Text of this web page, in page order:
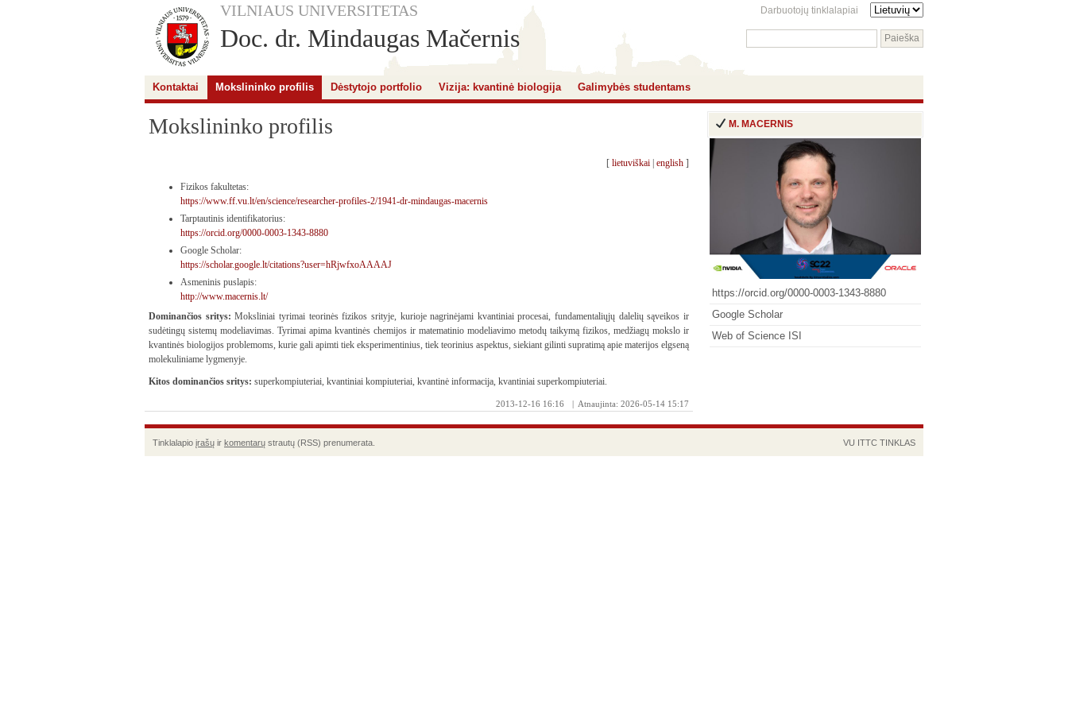
VILNIAUS UNIVERSITETAS Darbuotojų tinklalapiai
Doc. dr. Mindaugas Mačernis
Kontaktai Mokslininko profilis Dėstytojo portfolio Vizija: kvantinė biologija Galimybės studentams
Mokslininko profilis
[ lietuviškai english ]
Fizikos fakultetas:
https://www.ff.vu.lt/en/science/researcher-profiles-2/1941-dr-mindaugas-macernis
Tarptautinis identifikatorius:
https://orcid.org/0000-0003-1343-8880
Google Scholar:
https://scholar.google.lt/citations?user=hRjwfxoAAAAJ
Asmeninis puslapis:
http://www.macernis.lt/
Dominančios sritys: Moksliniai tyrimai teorinės fizikos srityje, kurioje nagrinėjami kvantiniai procesai, fundamentaliųjų dalelių sąveikos ir
sudėtingų sistemų modeliavimas. Tyrimai apima kvantinės chemijos ir matematinio modeliavimo metodų taikymą fizikos, medžiagų mokslo ir
kvantinės biologijos problemoms, kurie gali apimti tiek eksperimentinius, tiek teorinius aspektus, siekiant gilinti supratimą apie materijos elgseną
molekuliniame lygmenyje.
Kitos dominančios sritys: superkompiuteriai, kvantiniai kompiuteriai, kvantinė informacija, kvantiniai superkompiuteriai.
| Atnaujinta: 2026-05-14 15:17
2013-12-16 16:16
M. MACERNIS
https://orcid.org/0000-0003-1343-8880
Google Scholar
Web of Science ISI
Tinklalapio įrašų ir komentarų strautų (RSS) prenumerata. VU ITTC TINKLAS